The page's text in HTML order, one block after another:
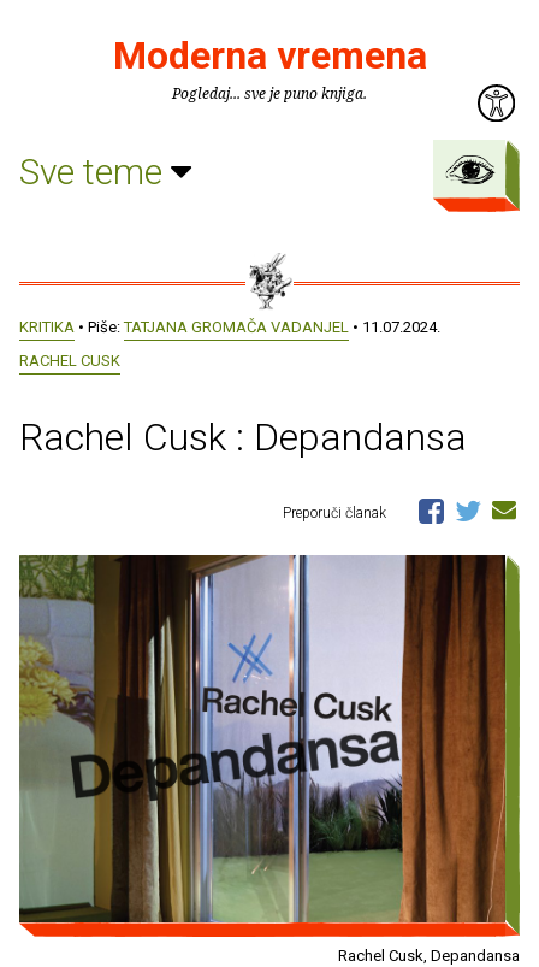
Moderna vremena
Pogledaj... sve je puno knjiga.
Sve teme
KRITIKA • Piše:TATJANA GROMAČA VADANJEL • 11.07.2024.
RACHEL CUSK
Rachel Cusk : Depandansa
Preporuči članak
Rachel Cusk, Depandansa